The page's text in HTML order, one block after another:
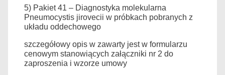
5) Pakiet 41 – Diagnostyka molekularna
Pneumocystis jirovecii w próbkach pobranych z
układu oddechowego
szczegółowy opis w zawarty jest w formularzu
cenowym stanowiących załączniki nr 2 do
zaproszenia i wzorze umowy